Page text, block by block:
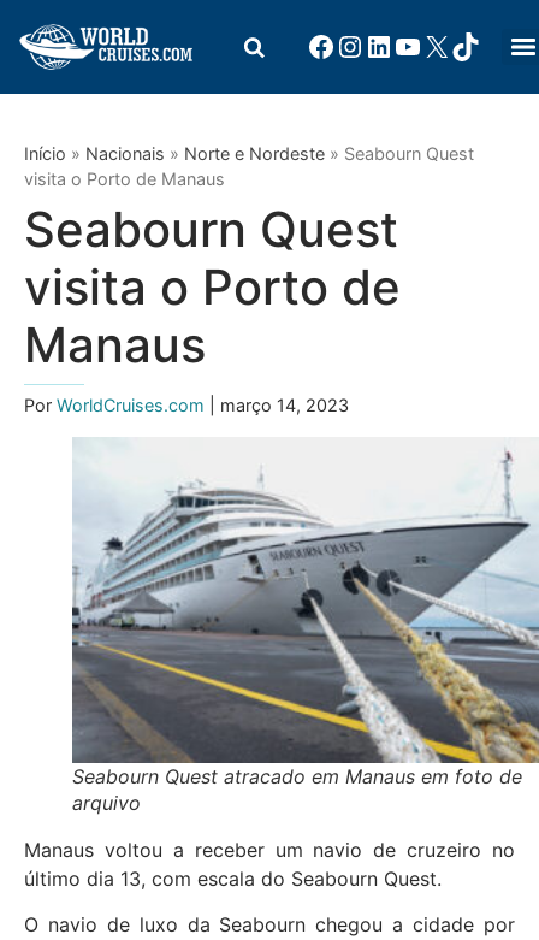
Início » Nacionais » Norte e Nordeste » Seabourn Quest
visita o Porto de Manaus
Seabourn Quest
visita o Porto de
Manaus
Por WorldCruises.com | março 14, 2023
Seabourn Quest atracado em Manaus em foto de
arquivo
Manaus voltou a receber um navio de cruzeiro no
último dia 13, com escala do Seabourn Quest.
O navio de luxo da Seabourn chegou a cidade por